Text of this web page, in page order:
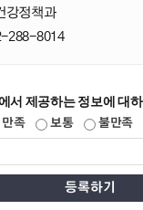
강정책과
288-8014
서 제공하는 정보에 대
만족 보통 불만족